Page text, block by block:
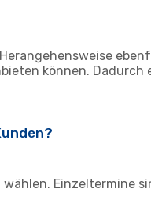
können.
Einzeltermine